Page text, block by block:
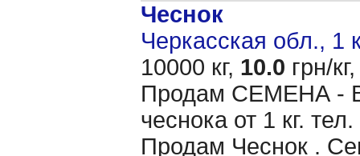
Чеснок
Черкасская обл., 1
10000 кг, 10.0 грн/кг,
Продам CЕМЕНА -
чеснока от 1 кг.
Продам Чеснок .